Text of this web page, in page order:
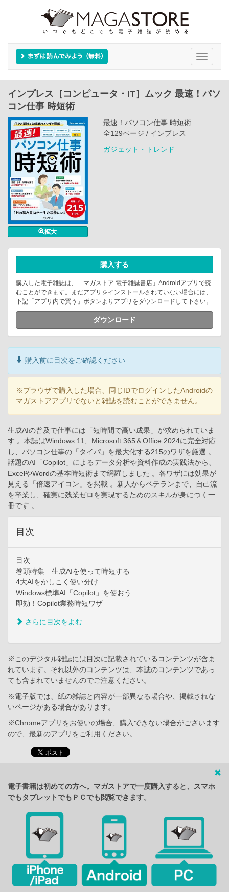
Toggle
インプレス［コンピュータ・IT］ムック 最速！パソ
コン仕事 時短術
拡大
最速！パソコン仕事 時短術
全129ページ / インプレス
ガジェット・トレンド
購入する
購入した電子雑誌は、「マガストア 電子雑誌書店」Androidアプリで読
むことができます。まだアプリをインストールされていない場合には、
下記「アプリ内で買う」ボタンよりアプリをダウンロードして下さい。
ダウンロード
購入前に目次をご確認ください
※ブラウザで購入した場合、同じIDでログインしたAndroidの
マガストアアプリでないと雑誌を読むことができません。
生成AIの普及で仕事には「短時間で高い成果」が求められていま
す 。本誌はWindows 11、Microsoft 365＆Office 2024に完全対応
し、パソコン仕事の「タイパ」を最大化する215のワザを厳選 。
話題のAI「Copilot」によるデータ分析や資料作成の実践法から、
ExcelやWordの基本時短術まで網羅しました 。各ワザには効果が
見える「倍速アイコン」を掲載 。新人からベテランまで、自己流
を卒業し、確実に残業ゼロを実現するためのスキルが身につく一
冊です 。
目次
目次
巻頭特集 生成AIを使って時短する
4大AIをかしこく使い分け
Windows標準AI「Copilot」を使おう
即効！Copilot業務時短ワザ
さらに目次をよむ
※このデジタル雑誌には目次に記載されているコンテンツが含ま
れています。それ以外のコンテンツは、本誌のコンテンツであっ
ても含まれていませんのでご注意ください。
※電子版では、紙の雑誌と内容が一部異なる場合や、掲載されな
いページがある場合があります。
※Chromeアプリをお使いの場合、購入できない場合がございます
ので、最新のアプリをご利用ください。
電子書籍は初めての方へ。マガストアで一度購入すると、スマホ
でもタブレットでもＰＣでも閲覧できます。